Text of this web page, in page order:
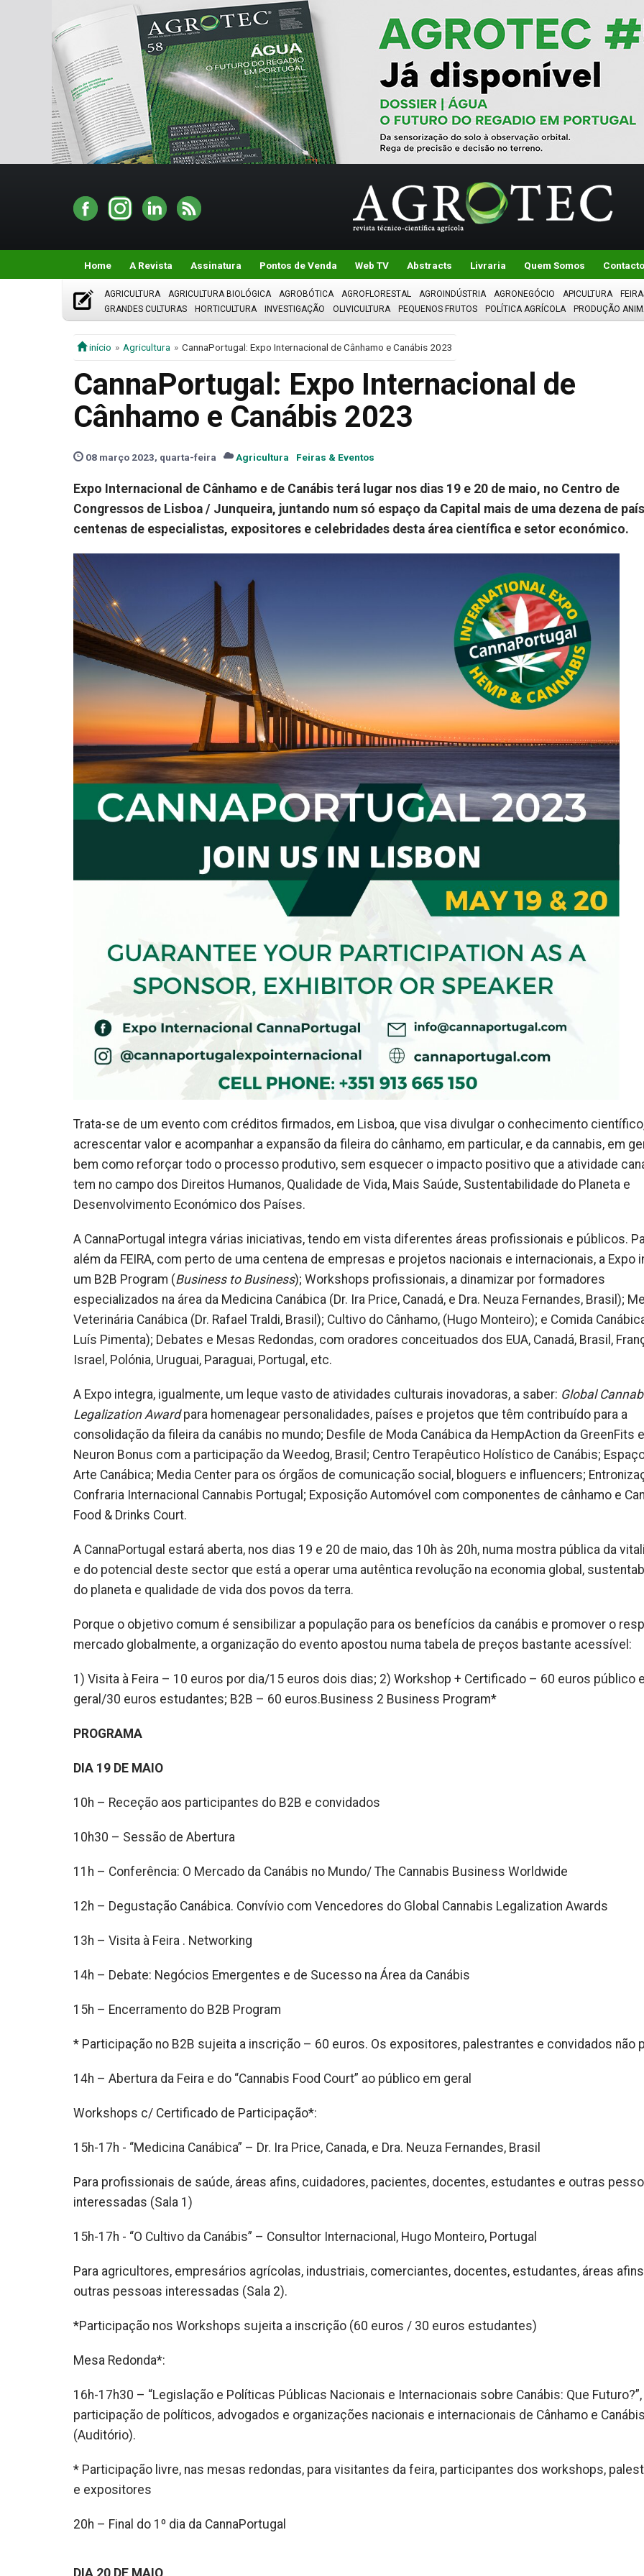
Home A Revista Assinatura Pontos de Venda Web TV Abstracts Livraria Quem Somos
AGRICULTURA AGRICULTURA BIOLÓGICA AGROBÓTICA AGROFLORESTAL AGROINDÚSTRIA AGRONEGÓCIO APICULTURA
GRANDES CULTURAS
HORTICULTURA INVESTIGAÇÃO OLIVICULTURA PEQUENOS FRUTOS POLÍTICA AGRÍCOLA PRODUÇÃO
início Agricultura CannaPortugal: Expo Internacional de Cânhamo e Canábis 2023
CannaPortugal: Expo Internacional de
Cânhamo e Canábis 2023
08 março 2023, quarta-feira Agricultura Feiras & Eventos
Expo Internacional de Cânhamo e de Canábis terá lugar nos dias 19 e 20 de maio, no Centro de
Congressos de Lisboa / Junqueira, juntando num só espaço da Capital mais de uma dezena de
centenas de especialistas, expositores e celebridades desta área científica e setor económico.
Trata-se de um evento com créditos firmados, em Lisboa, que visa divulgar o conhecimento
acrescentar valor e acompanhar a expansão da fileira do cânhamo, em particular, e da cannabis, em
bem como reforçar todo o processo produtivo, sem esquecer o impacto positivo que a atividade
tem no campo dos Direitos Humanos, Qualidade de Vida, Mais Saúde, Sustentabilidade do Planeta e
Desenvolvimento Económico dos Países.
A CannaPortugal integra várias iniciativas, tendo em vista diferentes áreas profissionais e públicos.
além da FEIRA, com perto de uma centena de empresas e projetos nacionais e internacionais, a Expo
um B2B Program (Business to Business); Workshops profissionais, a dinamizar por formadores
especializados na área da Medicina Canábica (Dr. Ira Price, Canadá, e Dra. Neuza Fernandes, Brasil);
Veterinária Canábica (Dr. Rafael Traldi, Brasil); Cultivo do Cânhamo, (Hugo Monteiro); e Comida
Luís Pimenta); Debates e Mesas Redondas, com oradores conceituados dos EUA, Canadá, Brasil,
Israel, Polónia, Uruguai, Paraguai, Portugal, etc.
A Expo integra, igualmente, um leque vasto de atividades culturais inovadoras, a saber: Global
Legalization Awardpara homenagear personalidades, países e projetos que têm contribuído para a
consolidação da fileira da canábis no mundo; Desfile de Moda Canábica da HempAction da GreenFits e
Neuron Bonus com a participação da Weedog, Brasil; Centro Terapêutico Holístico de Canábis;
Arte Canábica; Media Center para os órgãos de comunicação social, bloguers e influencers;
Confraria Internacional Cannabis Portugal; Exposição Automóvel com componentes de cânhamo e
Food & Drinks Court.
A CannaPortugal estará aberta, nos dias 19 e 20 de maio, das 10h às 20h, numa mostra pública da
e do potencial deste sector que está a operar uma autêntica revolução na economia global,
do planeta e qualidade de vida dos povos da terra.
Porque o objetivo comum é sensibilizar a população para os benefícios da canábis e promover o
mercado globalmente, a organização do evento apostou numa tabela de preços bastante acessível:
1) Visita à Feira – 10 euros por dia/15 euros dois dias; 2) Workshop + Certificado – 60 euros público
geral/30 euros estudantes; B2B – 60 euros.Business 2 Business Program*
PROGRAMA
DIA 19 DE MAIO
10h – Receção aos participantes do B2B e convidados
10h30 – Sessão de Abertura
11h – Conferência: O Mercado da Canábis no Mundo/ The Cannabis Business Worldwide
12h – Degustação Canábica. Convívio com Vencedores do Global Cannabis Legalization Awards
13h – Visita à Feira . Networking
14h – Debate: Negócios Emergentes e de Sucesso na Área da Canábis
15h – Encerramento do B2B Program
* Participação no B2B sujeita a inscrição – 60 euros. Os expositores, palestrantes e convidados não
14h – Abertura da Feira e do “Cannabis Food Court” ao público em geral
Workshops c/ Certificado de Participação*:
15h-17h - “Medicina Canábica” – Dr. Ira Price, Canada, e Dra. Neuza Fernandes, Brasil
Para profissionais de saúde, áreas afins, cuidadores, pacientes, docentes, estudantes e outras
interessadas (Sala 1)
15h-17h - “O Cultivo da Canábis” – Consultor Internacional, Hugo Monteiro, Portugal
Para agricultores, empresários agrícolas, industriais, comerciantes, docentes, estudantes, áreas
outras pessoas interessadas (Sala 2).
*Participação nos Workshops sujeita a inscrição (60 euros / 30 euros estudantes)
Mesa Redonda*:
16h-17h30 – “Legislação e Políticas Públicas Nacionais e Internacionais sobre Canábis: Que
participação de políticos, advogados e organizações nacionais e internacionais de Cânhamo e Canábis
(Auditório).
* Participação livre, nas mesas redondas, para visitantes da feira, participantes dos workshops,
e expositores
20h – Final do 1º dia da CannaPortugal